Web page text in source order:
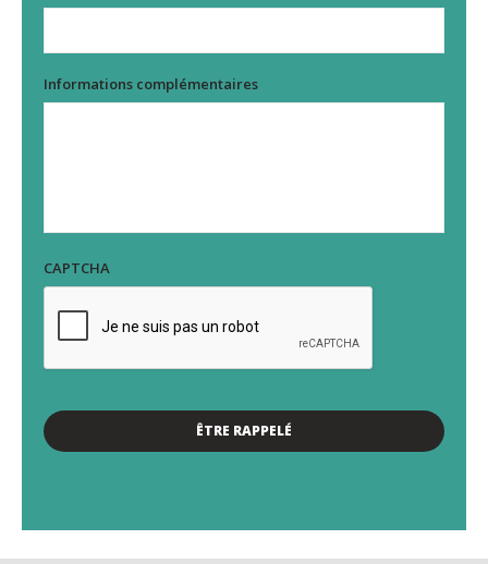
Informations complémentaires
CAPTCHA